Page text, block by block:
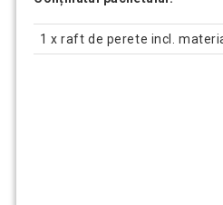
1 x raft de perete incl.